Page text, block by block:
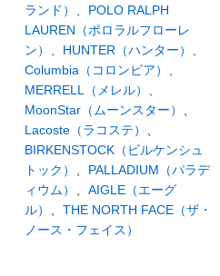
ランド）、 POLO RALPH
LAUREN（ポロラルフローレ
ン）、 HUNTER（ハンター）、
Columbia（コロンビア）、
MERRELL（メレル）、
MoonStar（ムーンスター） 、
Lacoste（ラコステ） 、
BIRKENSTOCK（ビルケンシュ
トック） 、 PALLADIUM（パラデ
ィウム） 、 AIGLE（エーグ
ル） 、 THE NORTH FACE（ザ・
ノース・フェイス）